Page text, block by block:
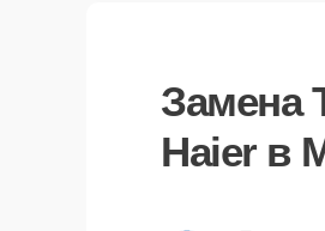
Замена
Haier в